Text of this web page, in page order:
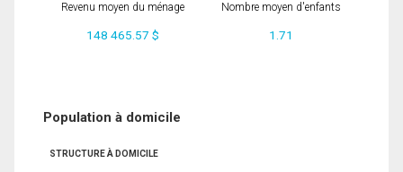
Revenu moyen du ménage
148 465.57 $
Nombre moyen d'enfants
1.71
Population à domicile
STRUCTURE À DOMICILE